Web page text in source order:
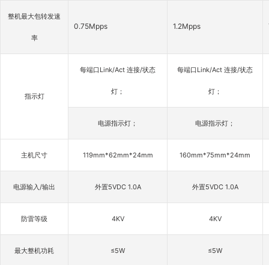
整机最大包转发速
率
0.75Mpps 1.2Mpps
指示灯
每端口Link/Act 连接/状态
灯；
每端口Link/Act 连接/状态
灯；
电源指示灯； 电源指示灯；
主机尺寸 119mm*62mm*24mm 160mm*75mm*24mm
电源输入/输出 外置5VDC 1.0A 外置5VDC 1.0A
防雷等级 4KV 4KV
最大整机功耗 ≤5W ≤5W